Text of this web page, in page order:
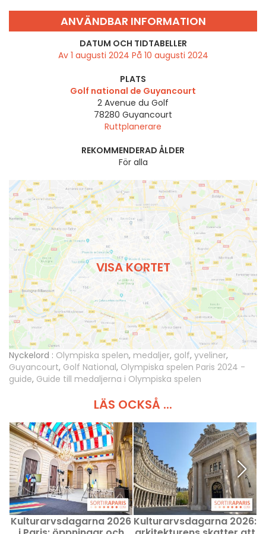
ANVÄNDBAR INFORMATION
DATUM OCH TIDTABELLER
Av 1 augusti 2024 På 10 augusti 2024
PLATS
Golf national de Guyancourt
2 Avenue du Golf
78280 Guyancourt
Ruttplanerare
REKOMMENDERAD ÅLDER
För alla
VISA KORTET
Nyckelord : Olympiska spelen, medaljer, golf, yveliner,
Guyancourt, Golf National, Olympiska spelen Paris 2024 -
guide, Guide till medaljerna i Olympiska spelen
LÄS OCKSÅ ...
Kulturarvsdagarna 2026 Kulturarvsdagarna 2026: